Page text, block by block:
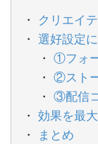
クリエイ
選好設定
①フォ
②スト
③配信
効果を最
まとめ